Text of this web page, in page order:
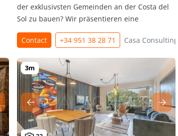
der exklusivsten Gemeinden an der Costa del
Sol zu bauen? Wir präsentieren eine
Contact +34 951 38 28 71 Casa Consulting